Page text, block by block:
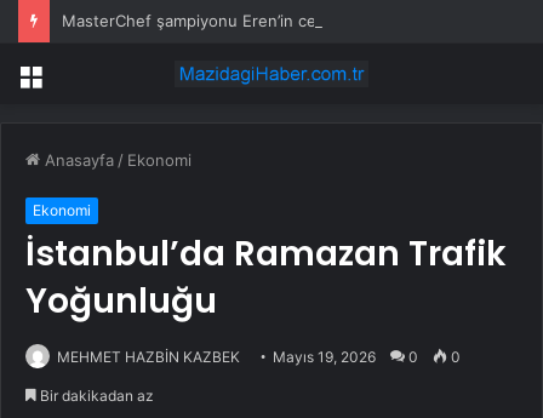
Menü
Anasayfa / Ekonomi
Ekonomi
İstanbul’da Ramazan Trafik
Yoğunluğu
MEHMET HAZBİN KAZBEK Mayıs 19, 2026 0 0
Bir dakikadan az